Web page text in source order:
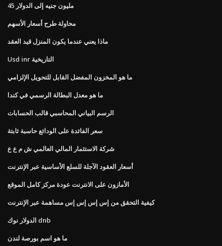
45 مليون جنيه إلى الدولار
محاولة طرح أسعار الأسهم
ماذا يعني عندما يكون المنزل قيد العقد
Usd inr التاريخية
ما هو المخزون المفضل القابل للتحويل الإلزامي
ما هو معدل البطالة الرسمي في كندا
الرسم البياني المحاسبي قالب الحسابات
سعر الفائدة على الودائع حاسبة ثابتة
شركة الاستثمار المالي العالمي ش م ع ع
أسعار العقود الآجلة للسلع الأساسية عبر الإنترنت
الأمازون على الانترنت عودة مركز كامل الموقع
كيفية التحقق من إس إس إس إس مساهمة عبر الإنترنت
الدولار نوك dnb
ما هو اسم بورصة لندن